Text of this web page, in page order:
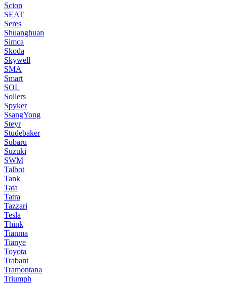
Scion
SEAT
Seres
Shuanghuan
Simca
Skoda
Skywell
SMA
Smart
SOL
Sollers
Spyker
SsangYong
Steyr
Studebaker
Subaru
Suzuki
SWM
Talbot
Tank
Tata
Tatra
Tazzari
Tesla
Think
Tianma
Tianye
Toyota
Trabant
Tramontana
Triumph